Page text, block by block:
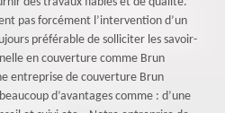
pas forcément l’intervention d’un
préférable de solliciter les savoir-
en couverture comme Brun
entreprise de couverture Brun
d’avantages comme : d’une